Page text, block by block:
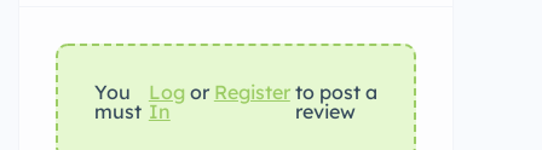
You
must
Log
In
or Register to post a
review